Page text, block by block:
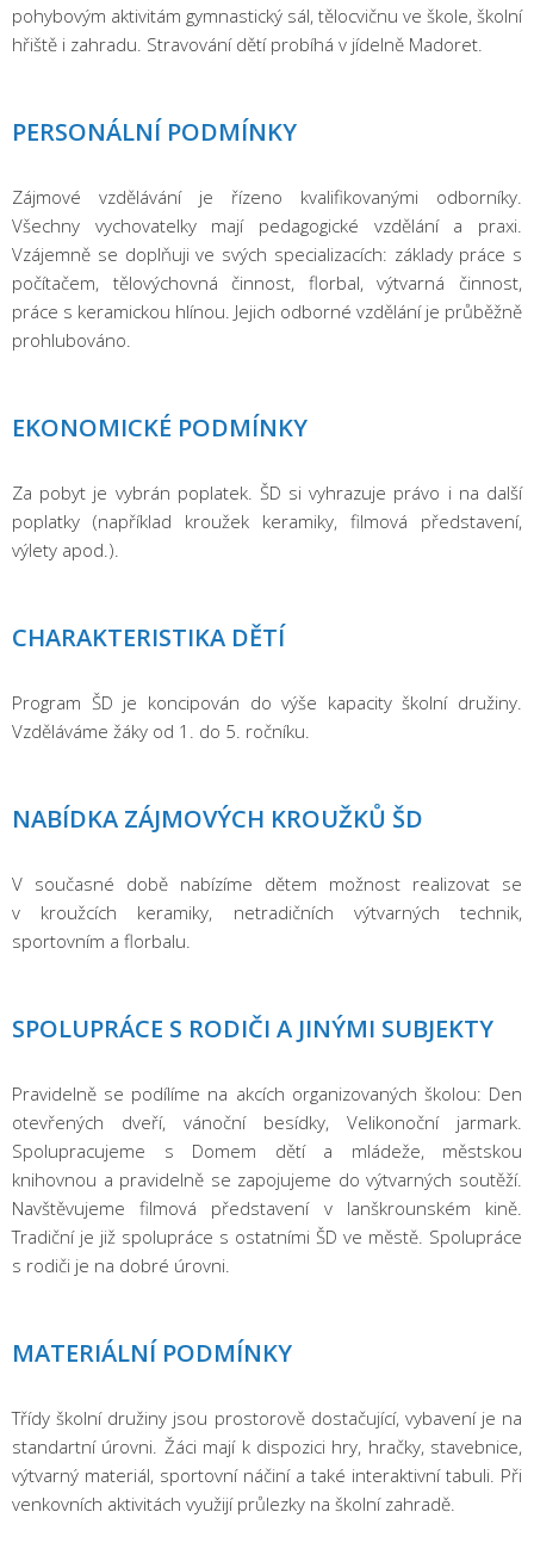
pohybovým aktivitám gymnastický sál, tělocvičnu ve škole, školní
hřiště i zahradu. Stravování dětí probíhá v jídelně Madoret.
PERSONÁLNÍ PODMÍNKY
Zájmové vzdělávání je řízeno kvalifikovanými odborníky.
Všechny vychovatelky mají pedagogické vzdělání a praxi.
Vzájemně se doplňuji ve svých specializacích: základy práce s
počítačem, tělovýchovná činnost, florbal, výtvarná činnost,
práce s keramickou hlínou. Jejich odborné vzdělání je průběžně
prohlubováno.
EKONOMICKÉ PODMÍNKY
Za pobyt je vybrán poplatek. ŠD si vyhrazuje právo i na další
poplatky (například kroužek keramiky, filmová představení,
výlety apod.).
CHARAKTERISTIKA DĚTÍ
Program ŠD je koncipován do výše kapacity školní družiny.
Vzděláváme žáky od 1. do 5. ročníku.
NABÍDKA ZÁJMOVÝCH KROUŽKŮ ŠD
V současné době nabízíme dětem možnost realizovat se
v kroužcích keramiky, netradičních výtvarných technik,
sportovním a florbalu.
SPOLUPRÁCE S RODIČI A JINÝMI SUBJEKTY
Pravidelně se podílíme na akcích organizovaných školou: Den
otevřených dveří, vánoční besídky, Velikonoční jarmark.
Spolupracujeme s Domem dětí a mládeže, městskou
knihovnou a pravidelně se zapojujeme do výtvarných soutěží.
Navštěvujeme filmová představení v lanškrounském kině.
Tradiční je již spolupráce s ostatními ŠD ve městě. Spolupráce
s rodiči je na dobré úrovni.
MATERIÁLNÍ PODMÍNKY
Třídy školní družiny jsou prostorově dostačující, vybavení je na
standartní úrovni. Žáci mají k dispozici hry, hračky, stavebnice,
výtvarný materiál, sportovní náčiní a také interaktivní tabuli. Při
venkovních aktivitách využijí průlezky na školní zahradě.